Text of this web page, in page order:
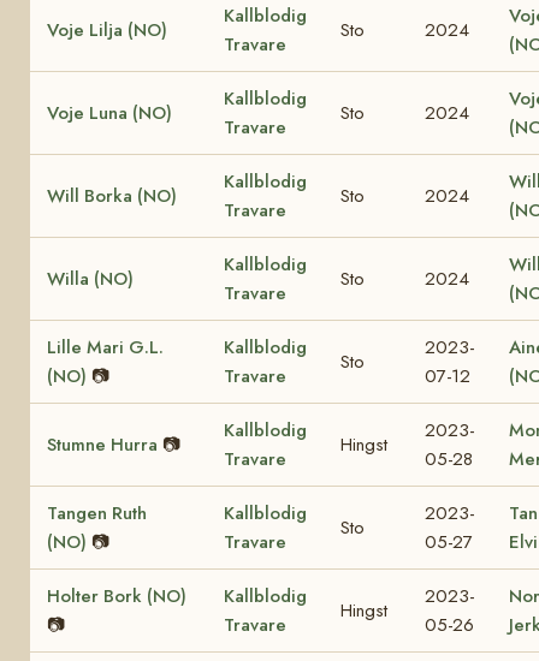
Voje Lilja (NO)
Kallblodig
Travare
Sto 2024
Voje Luna (NO)
Kallblodig
Travare
Sto 2024
Will Borka (NO)
Kallblodig
Travare
Sto 2024
Willa (NO)
Kallblodig
Travare
Sto 2024
Lille Mari G.L.
(NO) 📷
Kallblodig
Travare
Sto
2023-
07-12
Stumne Hurra 📷
Kallblodig
Travare
Hingst
2023-
05-28
Tangen Ruth
(NO) 📷
Kallblodig
Travare
Sto
2023-
05-27
Holter Bork (NO)
📷
Kallblodig
Travare
Hingst
2023-
05-26